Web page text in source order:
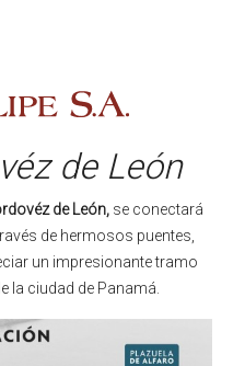
de León
de León, se conectará
de hermosos puentes,
un impresionante tramo
la ciudad de Panamá.